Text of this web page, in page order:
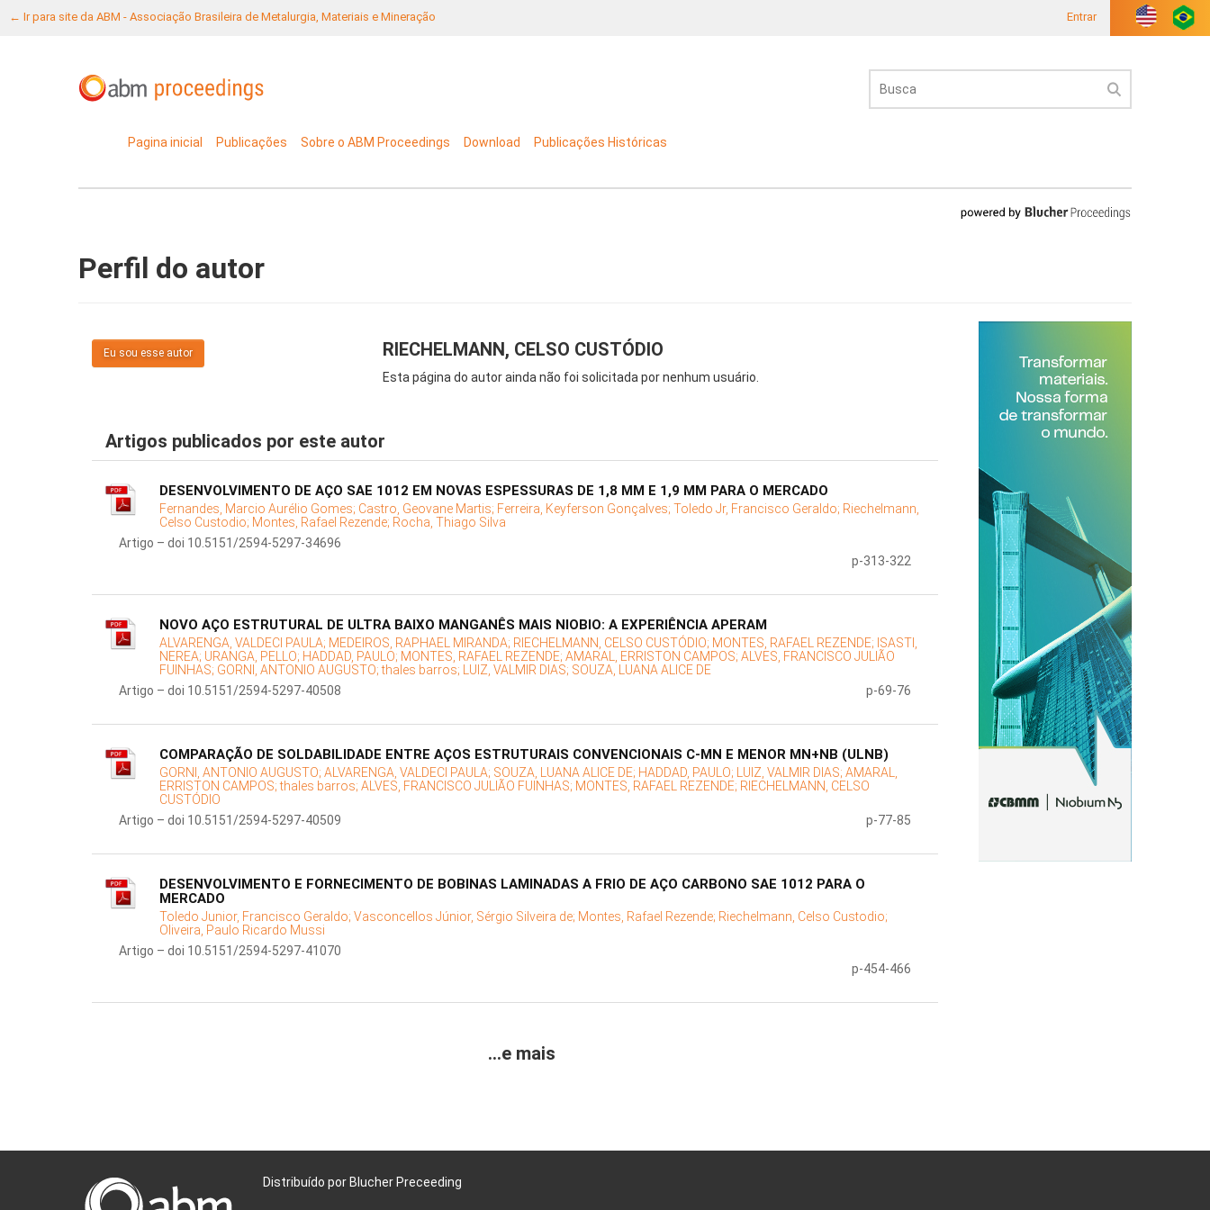
← Ir para site da ABM - Associação Brasileira de Metalurgia, Materiais e Mineração Entrar
Pagina inicial Publicações Sobre o ABM Proceedings Download Publicações Históricas
Perfil do autor
Eu sou esse autor RIECHELMANN, CELSO CUSTÓDIO
Esta página do autor ainda não foi solicitada por nenhum usuário.
Artigos publicados por este autor
DESENVOLVIMENTO DE AÇO SAE 1012 EM NOVAS ESPESSURAS DE 1,8 MM E 1,9 MM PARA O MERCADO
Fernandes, Marcio Aurélio Gomes; Castro, Geovane Martis; Ferreira, Keyferson Gonçalves; Toledo Jr, Francisco Geraldo; Riechelmann,
Celso Custodio; Montes, Rafael Rezende; Rocha, Thiago Silva
Artigo – doi 10.5151/2594-5297-34696
p-313-322
NOVO AÇO ESTRUTURAL DE ULTRA BAIXO MANGANÊS MAIS NIOBIO: A EXPERIÊNCIA APERAM
ALVARENGA, VALDECI PAULA; MEDEIROS, RAPHAEL MIRANDA; RIECHELMANN, CELSO CUSTÓDIO; MONTES, RAFAEL REZENDE; ISASTI,
NEREA; URANGA, PELLO; HADDAD, PAULO; MONTES, RAFAEL REZENDE; AMARAL, ERRISTON CAMPOS; ALVES, FRANCISCO JULIÃO
FUINHAS; GORNI, ANTONIO AUGUSTO;thales barros; LUIZ, VALMIR DIAS; SOUZA, LUANA ALICE DE
Artigo – doi 10.5151/2594-5297-40508
p-69-76
COMPARAÇÃO DE SOLDABILIDADE ENTRE AÇOS ESTRUTURAIS CONVENCIONAIS C-MN E MENOR MN+NB (ULNB)
GORNI, ANTONIO AUGUSTO; ALVARENGA, VALDECI PAULA; SOUZA, LUANA ALICE DE; HADDAD, PAULO; LUIZ, VALMIR DIAS; AMARAL,
ERRISTON CAMPOS;thales barros; ALVES, FRANCISCO JULIÃO FUINHAS; MONTES, RAFAEL REZENDE; RIECHELMANN, CELSO
CUSTÓDIO
Artigo – doi 10.5151/2594-5297-40509
p-77-85
DESENVOLVIMENTO E FORNECIMENTO DE BOBINAS LAMINADAS A FRIO DE AÇO CARBONO SAE 1012 PARA O
MERCADO
Toledo Junior, Francisco Geraldo; Vasconcellos Júnior, Sérgio Silveira de; Montes, Rafael Rezende; Riechelmann, Celso Custodio;
Oliveira, Paulo Ricardo Mussi
Artigo – doi 10.5151/2594-5297-41070
p-454-466
...e mais
Distribuído por Blucher Preceeding